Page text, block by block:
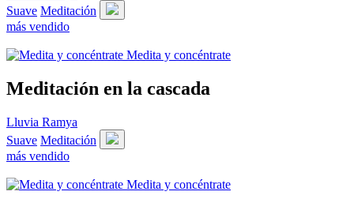
Suave Meditación
más vendido
Medita y concéntrate
Meditación en la cascada
Lluvia Ramya
Suave Meditación
más vendido
Medita y concéntrate